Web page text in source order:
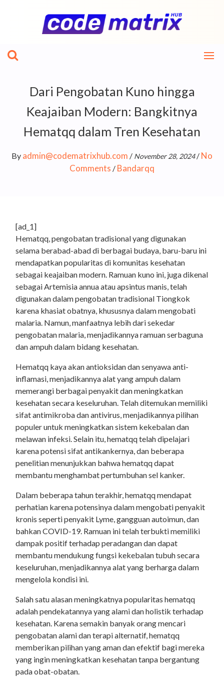
Dari Pengobatan Kuno hingga
Keajaiban Modern: Bangkitnya
Hematqq dalam Tren Kesehatan
By admin@codematrixhub.com / November 28, 2024/ No
Comments / Bandarqq
[ad_1]
Hematqq, pengobatan tradisional yang digunakan
selama berabad-abad di berbagai budaya, baru-baru ini
mendapatkan popularitas di komunitas kesehatan
sebagai keajaiban modern. Ramuan kuno ini, juga dikenal
sebagai Artemisia annua atau apsintus manis, telah
digunakan dalam pengobatan tradisional Tiongkok
karena khasiat obatnya, khususnya dalam mengobati
malaria. Namun, manfaatnya lebih dari sekedar
pengobatan malaria, menjadikannya ramuan serbaguna
dan ampuh dalam bidang kesehatan.
Hematqq kaya akan antioksidan dan senyawa anti-
inflamasi, menjadikannya alat yang ampuh dalam
memerangi berbagai penyakit dan meningkatkan
kesehatan secara keseluruhan. Telah ditemukan memiliki
sifat antimikroba dan antivirus, menjadikannya pilihan
populer untuk meningkatkan sistem kekebalan dan
melawan infeksi. Selain itu, hematqq telah dipelajari
karena potensi sifat antikankernya, dan beberapa
penelitian menunjukkan bahwa hematqq dapat
membantu menghambat pertumbuhan sel kanker.
Dalam beberapa tahun terakhir, hematqq mendapat
perhatian karena potensinya dalam mengobati penyakit
kronis seperti penyakit Lyme, gangguan autoimun, dan
bahkan COVID-19. Ramuan ini telah terbukti memiliki
dampak positif terhadap peradangan dan dapat
membantu mendukung fungsi kekebalan tubuh secara
keseluruhan, menjadikannya alat yang berharga dalam
mengelola kondisi ini.
Salah satu alasan meningkatnya popularitas hematqq
adalah pendekatannya yang alami dan holistik terhadap
kesehatan. Karena semakin banyak orang mencari
pengobatan alami dan terapi alternatif, hematqq
memberikan pilihan yang aman dan efektif bagi mereka
yang ingin meningkatkan kesehatan tanpa bergantung
pada obat-obatan.